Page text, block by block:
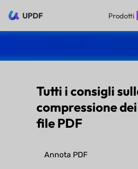
UPDF Prodotti
Tutti i consigli
compressione dei
file PDF
Annota PDF